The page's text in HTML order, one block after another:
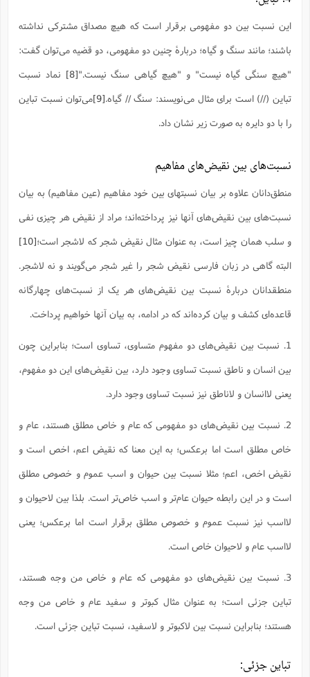
این نسبت بین دو مفهومی برقرار است که هیچ مصداق مشترکی نداشته
باشند؛ مانند سنگ و گیاه؛ دربارۀ چنین دو مفهومی، دو قضیه می‌توان گفت:
"هیچ سنگی گیاه نیست" و "هیچ گیاهی سنگ نیست."[8]
نماد نسبت
تباین (//) است برای مثال می‌نویسند: سنگ // گیاه.[9]
می‌توان نسبت تباین
را با دو دایره به صورت زیر نشان داد.
نسبت‌های بین نقیض‌های مفاهیم
منطق‌دانان علاوه بر بیان نسبتهای بین خود مفاهیم (عین مفاهیم) به بیان
نسبت‌های بین نقیض‌های آنها نیز پرداخته‌اند؛ مراد از نقیض هر چیزی نفی
و سلب همان چیز است، به عنوان مثال نقیض شجر که لاشجر است؛[10]
البته گاهی در زبان فارسی نقیض شجر را غیر شجر می‌گویند و نه لاشجر.
منطقدانان دربارۀ نسبت بین نقیض‌های هر یک از نسبت‌های چهارگانه
قاعده‌ای کشف و بیان کرده‌اند که در ادامه، به بیان آنها خواهیم پرداخت.
1. نسبت بین نقیض‌های دو مفهوم متساوی، تساوی است؛ بنابراین چون
بین انسان و ناطق نسبت تساوی وجود دارد، بین نقیض‌های این دو مفهوم،
یعنی لاانسان و لاناطق نیز نسبت تساوی وجود دارد.
2. نسبت بین نقیض‌های دو مفهومی که عام و خاص مطلق هستند، عام و
خاص مطلق است اما برعکس؛ به این معنا که نقیض اعم، اخص است و
نقیض اخص، اعم؛ مثلا نسبت بین حیوان و اسب عموم و خصوص مطلق
است و در این رابطه حیوان عام‌تر و اسب خاص‌تر است. بلذا بین لاحیوان و
لااسب نیز نسبت عموم و خصوص مطلق برقرار است اما برعکس؛ یعنی
لااسب عام و لاحیوان خاص است.
3. نسبت بین نقیض‌های دو مفهومی که عام و خاص من وجه هستند،
تباین جزئی است؛ به عنوان مثال کبوتر و سفید عام و خاص من وجه
هستند؛ بنابراین نسبت بین لاکبوتر و لاسفید، نسبت تباین جزئی است.
تباین جزئی: